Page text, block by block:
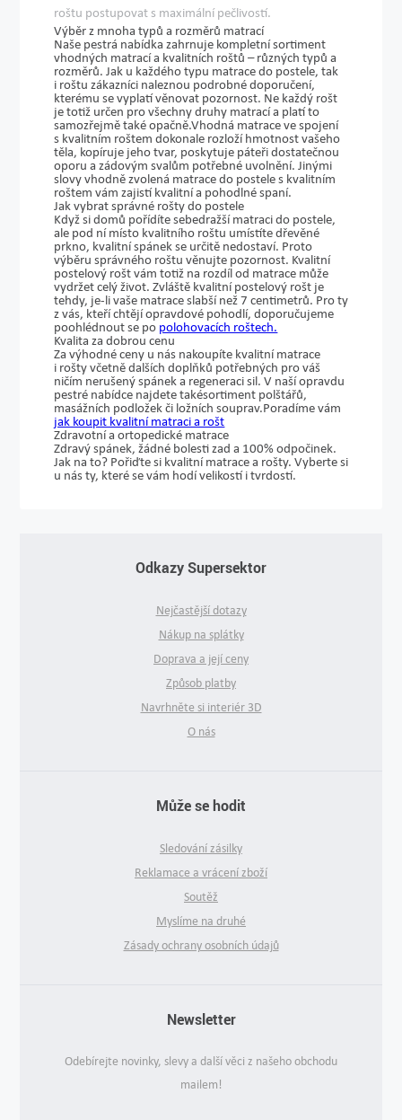
roštu postupovat s maximální pečlivostí.
Výběr z mnoha typů a rozměrů matrací
Naše pestrá nabídka zahrnuje kompletní sortiment
vhodných matrací a kvalitních roštů – různých typů a
rozměrů. Jak u každého typu matrace do postele, tak
i roštu zákazníci naleznou podrobné doporučení,
kterému se vyplatí věnovat pozornost. Ne každý rošt
je totiž určen pro všechny druhy matracía platí to
samozřejmě také opačně.Vhodná matrace ve spojení
s kvalitním roštem dokonale rozloží hmotnost vašeho
těla, kopíruje jeho tvar, poskytuje páteři dostatečnou
oporu a zádovým svalům potřebné uvolnění. Jinými
slovyvhodně zvolená matrace do postele s kvalitním
roštem vám zajistí kvalitní a pohodlné spaní.
Jak vybrat správné rošty do postele
Když si domů pořídíte sebedražší matraci do postele,
ale pod ní místo kvalitního roštu umístíte dřevěné
prkno, kvalitní spánek se určitě nedostaví. Proto
výběru správného roštu věnujte pozornost. Kvalitní
postelový rošt vám totiž na rozdíl od matrace může
vydržet celý život. Zvláště kvalitní postelový rošt je
tehdy, je-li vaše matrace slabší než 7 centimetrů. Pro ty
z vás, kteří chtějí opravdové pohodlí, doporučujeme
poohlédnout se po polohovacích roštech.
Kvalita za dobrou cenu
Za výhodné ceny u nás nakoupíte kvalitní matrace
i rošty včetně dalších doplňků potřebných pro váš
ničím nerušený spánek a regeneraci sil. V naší opravdu
pestré nabídce najdete takésortiment polštářů,
masážních podložek či ložních souprav.Poradíme vám
jak koupit kvalitní matraci a rošt
Zdravotní a ortopedické matrace
Zdravý spánek, žádné bolesti zad a 100% odpočinek.
Jak na to? Pořiďte si kvalitní matrace a rošty. Vyberte si
u nás ty, které se vám hodí velikostí i tvrdostí.
Odkazy Supersektor
Nejčastější dotazy
Nákup na splátky
Doprava a její ceny
Způsob platby
Navrhněte si interiér 3D
O nás
Může se hodit
Sledování zásilky
Reklamace a vrácení zboží
Soutěž
Myslíme na druhé
Zásady ochrany osobních údajů
Newsletter
Odebírejte novinky, slevy a další věci z našeho obchodu
mailem!